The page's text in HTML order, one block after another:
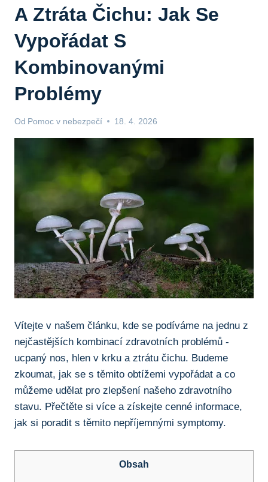
A Ztráta Čichu: Jak Se
Vypořádat S
Kombinovanými
Problémy
Od Pomoc v nebezpečí 18. 4. 2026
Vítejte v našem článku, kde se⁣ podíváme na jednu z
nejčastějších kombinací zdravotních problémů ⁢-
ucpaný nos, hlen v krku a ztrátu čichu.⁣ Budeme
zkoumat, jak se ⁤s těmito ‌obtížemi vypořádat‍ a co
můžeme udělat pro zlepšení našeho zdravotního ​
stavu. Přečtěte ‍si více a‌ získejte cenné informace,
jak si⁤ poradit ‍s těmito‍ nepříjemnými symptomy.
Obsah